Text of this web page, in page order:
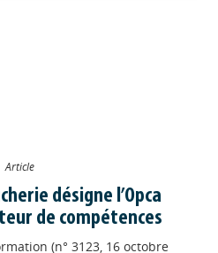
Article
désigne l’Opca
de compétences
(n° 3123, 16 octobre